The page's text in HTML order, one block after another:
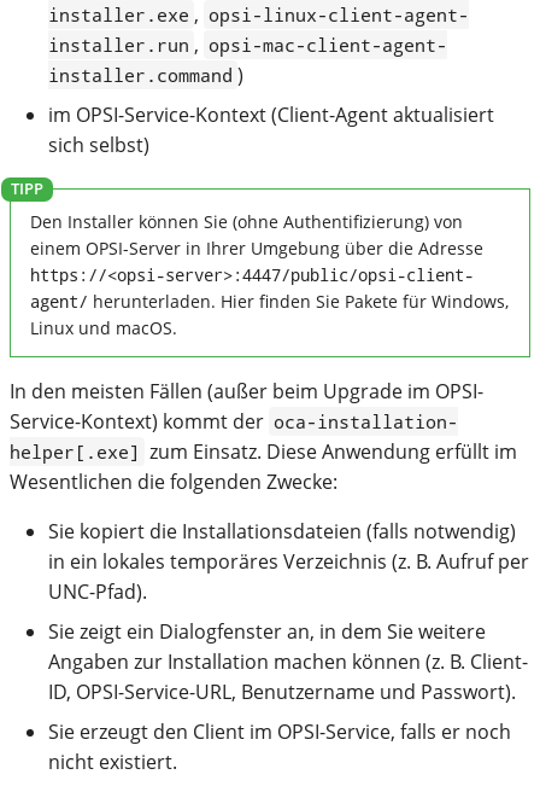
installer.exe , opsi-linux-client-agent-
installer.run , opsi-mac-client-agent-
installer.command )
im OPSI-Service-Kontext (Client-Agent aktualisiert
sich selbst)
Den Installer können Sie (ohne Authentifizierung) von
einem OPSI-Server in Ihrer Umgebung über die Adresse
https://<opsi-server>:4447/public/opsi-client-
agent/ herunterladen. Hier finden Sie Pakete für Windows,
Linux und macOS.
In den meisten Fällen (außer beim Upgrade im OPSI-
Service-Kontext) kommt der oca-installation-
helper[.exe] zum Einsatz. Diese Anwendung erfüllt im
Wesentlichen die folgenden Zwecke:
Sie kopiert die Installationsdateien (falls notwendig)
in ein lokales temporäres Verzeichnis (z. B. Aufruf per
UNC-Pfad).
Sie zeigt ein Dialogfenster an, in dem Sie weitere
Angaben zur Installation machen können (z. B. Client-
ID, OPSI-Service-URL, Benutzername und Passwort).
Sie erzeugt den Client im OPSI-Service, falls er noch
nicht existiert.